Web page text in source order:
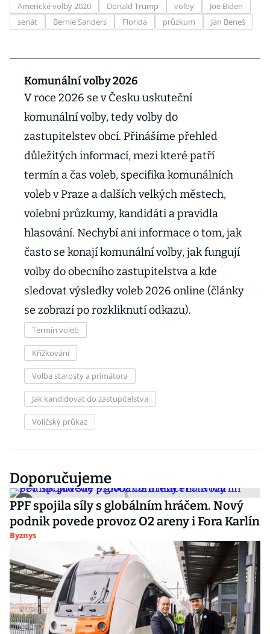
Americké volby 2020
Donald Trump volby
Joe Biden
senát
Bernie Sanders Florida průzkum Jan Beneš
Komunální volby 2026
V roce 2026 se v Česku uskuteční
komunální volby, tedy volby do
zastupitelstev obcí. Přinášíme přehled
důležitých informací, mezi které patří
termín a čas voleb, specifika komunálních
voleb v Praze a dalších velkých městech,
volební průzkumy, kandidáti a pravidla
hlasování. Nechybí ani informace o tom, jak
často se konají komunální volby, jak fungují
volby do obecního zastupitelstva a kde
sledovat výsledky voleb 2026 online (články
se zobrazí po rozkliknutí odkazu).
Termín voleb
Křížkování
Volba starosty a primátora
Jak kandidovat do zastupitelstva
Voličský průkaz
Doporučujeme
PPF spojila síly s globálním hráčem. Nový
podnik povede provoz O2 areny i Fora Karlín
Byznys